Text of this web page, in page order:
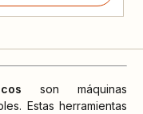
son máquinas
Estas herramientas